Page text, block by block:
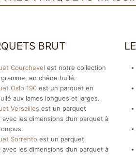
BRUT
Courchevel est notre collection
en chêne huilé.
Oslo 190 est un parquet en
aux lames longues et larges.
Versailles est un parquet
avec les dimensions d’un parquet à
Sorrento est un parquet
avec les dimensions d’un parquet à